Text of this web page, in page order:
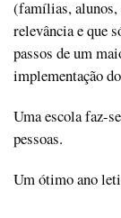
(famílias, alunos,
relevância e que
passos de um
implementação
Uma escola faz-
pessoas.
Um ótimo ano